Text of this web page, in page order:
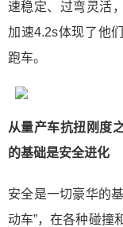
速稳定、过弯灵活
加速4.2s体现了他
跑车。
从量产车抗扭刚度
的基础是安全进化
安全是一切豪华的
动车”，在各种碰撞